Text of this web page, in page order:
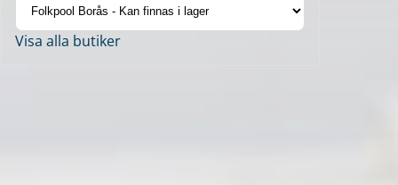
Visa alla butiker